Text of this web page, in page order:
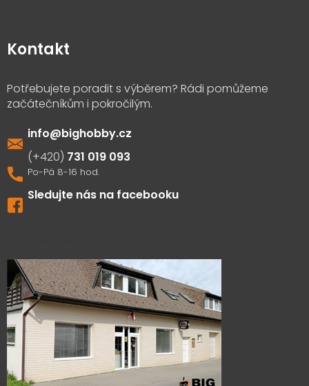
Kontakt
info@bighobby.cz
731 019 093
Sledujte nás na facebooku